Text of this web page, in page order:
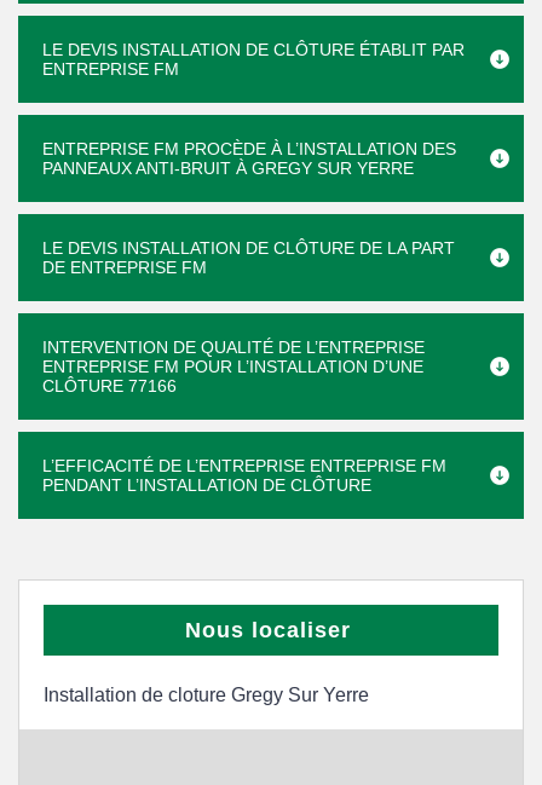
LE DEVIS INSTALLATION DE CLÔTURE ÉTABLIT PAR
ENTREPRISE FM
ENTREPRISE FM PROCÈDE À L’INSTALLATION DES
PANNEAUX ANTI-BRUIT À GREGY SUR YERRE
LE DEVIS INSTALLATION DE CLÔTURE DE LA PART
DE ENTREPRISE FM
INTERVENTION DE QUALITÉ DE L’ENTREPRISE
ENTREPRISE FM POUR L’INSTALLATION D’UNE
CLÔTURE 77166
L’EFFICACITÉ DE L’ENTREPRISE ENTREPRISE FM
PENDANT L’INSTALLATION DE CLÔTURE
Nous localiser
Installation de cloture Gregy Sur Yerre